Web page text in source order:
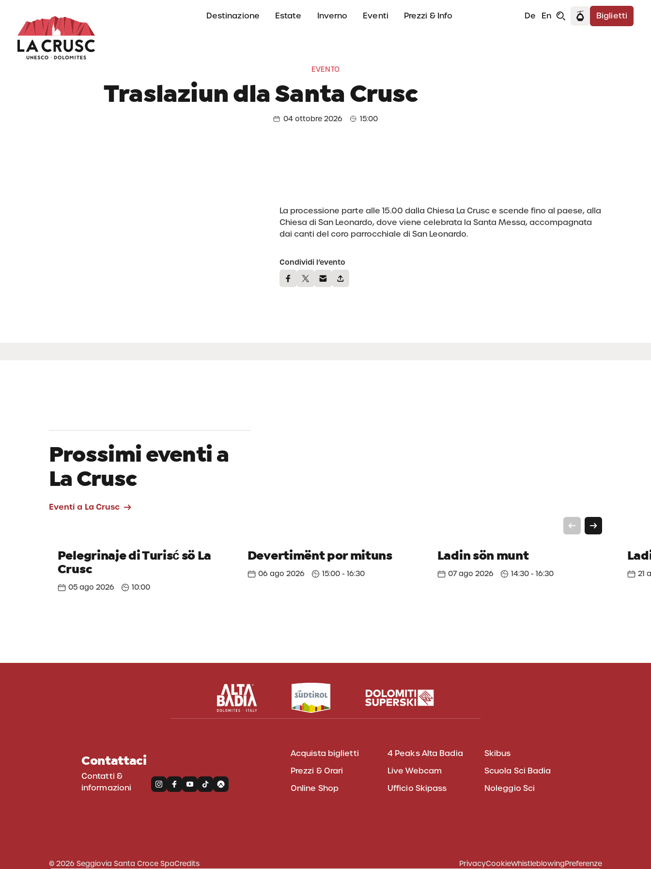
Destinazione Estate Inverno Eventi Prezzi & Info Biglietti
De En
life in Alta Badia
EVENTO
Traslaziun dla Santa Crusc
04 ottobre 2026 15:00
La processione parte alle 15.00 dalla Chiesa La Crusc e scende fino al paese, alla
Chiesa di San Leonardo, dove viene celebrata la Santa Messa, accompagnata
dai canti del coro parrocchiale di San Leonardo.
Condividi l’evento
Prossimi eventi a
La Crusc
Eventi a La Crusc
Pelegrinaje di Turisć sö La
Crusc
05 ago 2026 10:00
Devertimënt por mituns
06 ago 2026 15:00 - 16:30
Ladin sön munt
07 ago 2026 14:30 - 16:30 21
Contattaci
Contatti &
informazioni
Acquista biglietti
Prezzi & Orari
Online Shop
4 Peaks Alta Badia
Live Webcam
Ufficio Skipass
Skibus
Scuola Sci Badia
Noleggio Sci
© 2026 Seggiovia Santa Croce SpaCredits PrivacyCookieWhistleblowingPreferenze